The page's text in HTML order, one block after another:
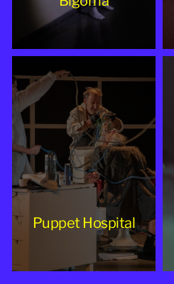
Puppet Hospital